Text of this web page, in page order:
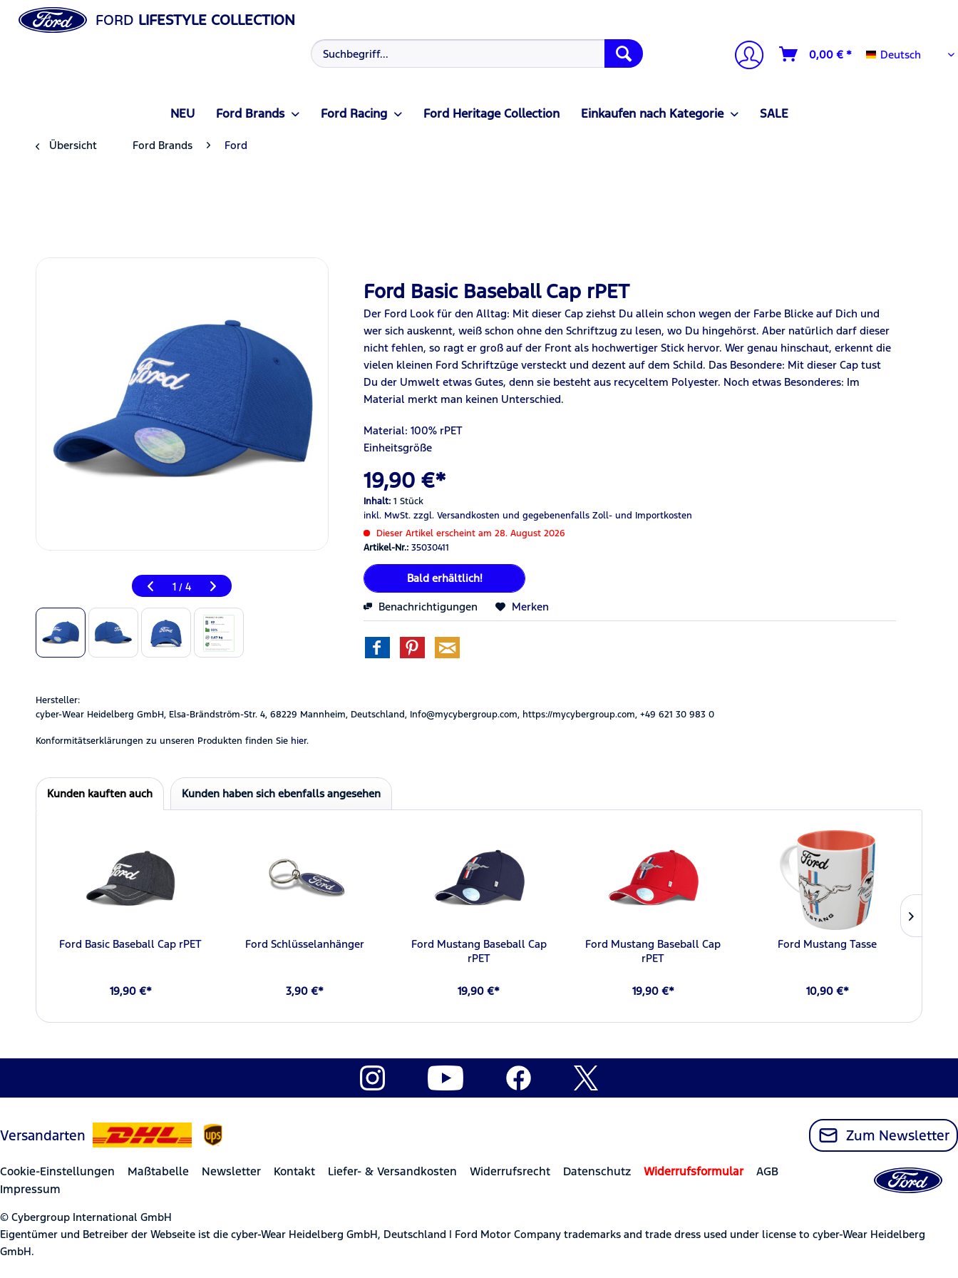
FORD LIFESTYLE COLLECTION
0,00 € * Deutsch
Deutsch
NEU Ford Brands Ford Racing Ford Heritage Collection Einkaufen nach Kategorie SALE
Übersicht Ford Brands Ford
1 / 4
Ford Basic Baseball Cap rPET
Der Ford Look für den Alltag: Mit dieser Cap ziehst Du allein schon wegen der Farbe Blicke auf Dich und
wer sich auskennt, weiß schon ohne den Schriftzug zu lesen, wo Du hingehörst. Aber natürlich darf dieser
nicht fehlen, so ragt er groß auf der Front als hochwertiger Stick hervor. Wer genau hinschaut, erkennt die
vielen kleinen Ford Schriftzüge versteckt und dezent auf dem Schild. Das Besondere: Mit dieser Cap tust
Du der Umwelt etwas Gutes, denn sie besteht aus recyceltem Polyester. Noch etwas Besonderes: Im
Material merkt man keinen Unterschied.
Material:100% rPET
Einheitsgröße
19,90 €*
Inhalt:1 Stück
inkl. MwSt.zzgl. Versandkosten und gegebenenfalls Zoll- und Importkosten
Dieser Artikel erscheint am 28. August 2026
Artikel-Nr.:35030411
Bald erhältlich!
Benachrichtigungen Merken
Hersteller:
cyber-Wear Heidelberg GmbH, Elsa-Brändström-Str. 4, 68229 Mannheim, Deutschland, Info@mycybergroup.com, https://mycybergroup.com, +49 621 30 983 0
Konformitätserklärungen zu unseren Produkten finden Sie hier.
Kunden kauften auch Kunden haben sich ebenfalls angesehen
Ford Basic Baseball Cap rPET
19,90 €*
Ford Schlüsselanhänger
3,90 €*
Ford Mustang Baseball Cap
rPET
19,90 €*
Ford Mustang Baseball Cap
rPET
19,90 €*
Ford Mustang Tasse
10,90 €*
Versandarten Zum Newsletter
Cookie-Einstellungen Maßtabelle Newsletter Kontakt Liefer- & Versandkosten Widerrufsrecht Datenschutz Widerrufsformular
AGB
Impressum
© Cybergroup International GmbH
Eigentümer und Betreiber der Webseite ist die cyber-Wear Heidelberg GmbH, Deutschland | Ford Motor Company trademarks and trade dress used under license to cyber-Wear Heidelberg
GmbH.